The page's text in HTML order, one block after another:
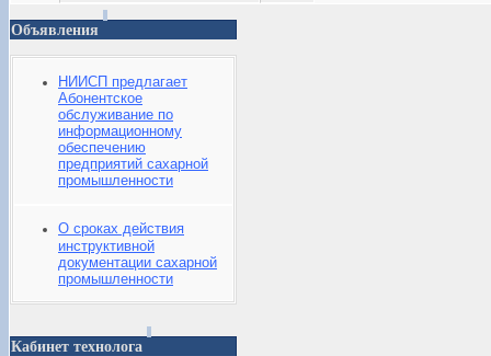
Объявления
НИИСП предлагает
Абонентское
обслуживание по
информационному
обеспечению
предприятий сахарной
промышленности
О сроках действия
инструктивной
документации сахарной
промышленности
Кабинет технолога